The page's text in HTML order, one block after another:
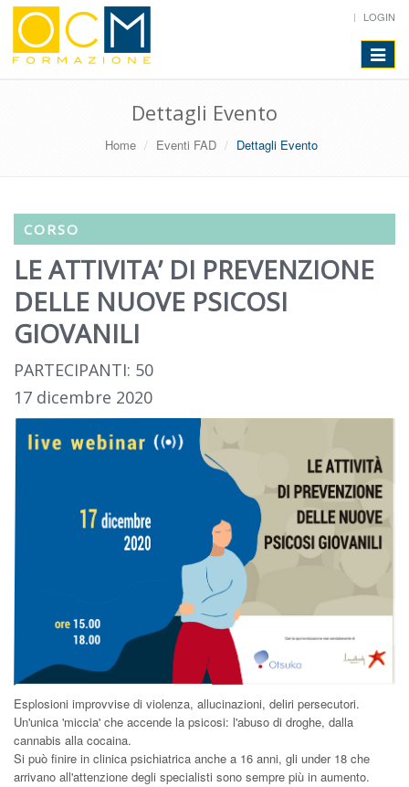
LOGIN
Toggle
Dettagli Evento
Home Eventi FAD Dettagli Evento
CORSO
LE ATTIVITA’ DI PREVENZIONE
DELLE NUOVE PSICOSI
GIOVANILI
PARTECIPANTI: 50
17 dicembre 2020
Esplosioni improvvise di violenza, allucinazioni, deliri persecutori.
Un'unica 'miccia' che accende la psicosi: l'abuso di droghe, dalla
cannabis alla cocaina.
Si può finire in clinica psichiatrica anche a 16 anni, gli under 18 che
arrivano all'attenzione degli specialisti sono sempre più in aumento.